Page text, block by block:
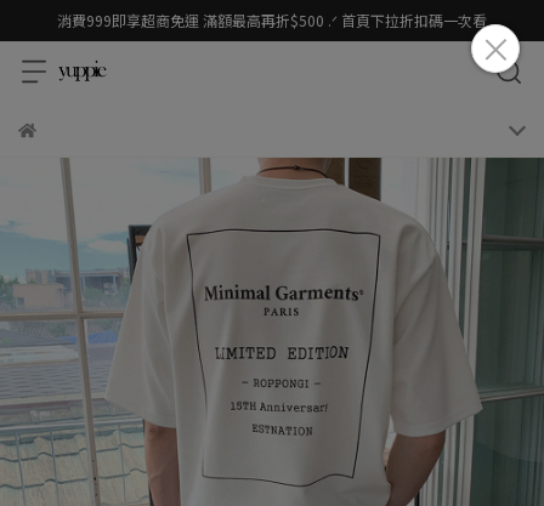
消費999即享超商免運 滿額最高再折$500 .ᐟ 首頁下拉折扣碼一次看